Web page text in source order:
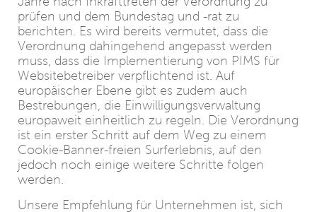
prüfen und dem Bundestag und -rat zu
berichten. Es wird bereits vermutet, dass die
Verordnung dahingehend angepasst werden
muss, dass die Implementierung von PIMS für
Websitebetreiber verpflichtend ist. Auf
europäischer Ebene gibt es zudem auch
Bestrebungen, die Einwilligungsverwaltung
europaweit einheitlich zu regeln. Die Verordnung
ist ein erster Schritt auf dem Weg zu einem
Cookie-Banner-freien Surferlebnis, auf den
jedoch noch einige weitere Schritte folgen
werden.
Unsere Empfehlung für Unternehmen ist, sich